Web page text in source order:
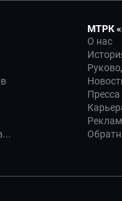
МТРК
О нас
Пресса